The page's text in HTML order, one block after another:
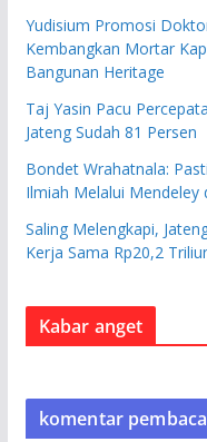
Yudisium Promosi
Kembangkan Mortar
Bangunan Heritage
Taj Yasin Pacu
Jateng Sudah 81 Persen
Bondet Wrahatnala:
Ilmiah Melalui Mendeley
Saling Melengkapi,
Kerja Sama Rp20,2
Kabar anget
komentar pembaca